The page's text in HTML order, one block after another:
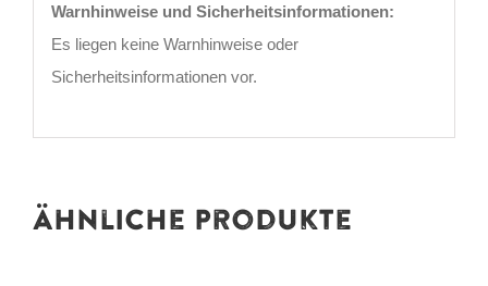
Warnhinweise und Sicherheitsinformationen:
Es liegen keine Warnhinweise oder
Sicherheitsinformationen vor.
Ähnliche Produkte